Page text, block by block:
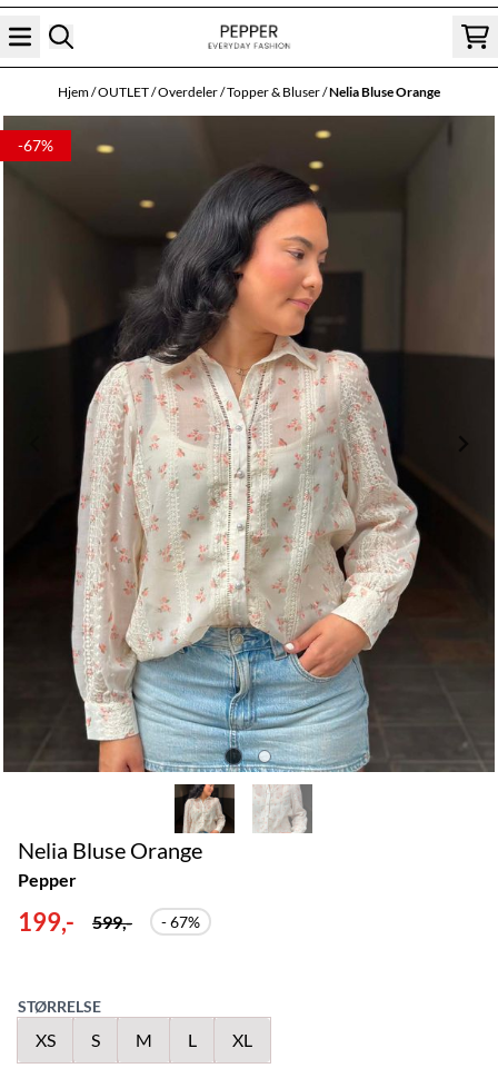
Hopp til innhold
Hjem/OUTLET/Overdeler/Topper & Bluser/Nelia Bluse Orange
-67%
Nelia Bluse Orange
Pepper
199,- 599,- - 67%
STØRRELSE
XS S M L XL